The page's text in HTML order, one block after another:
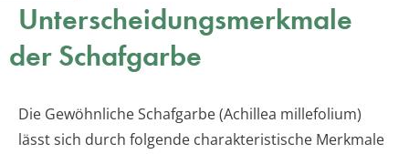
Unterscheidungsmerkmale
der Schafgarbe
Die Gewöhnliche Schafgarbe (Achillea millefolium)
lässt sich durch folgende charakteristische Merkmale